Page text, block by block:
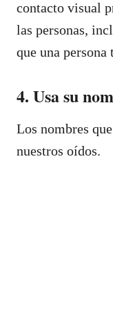
contacto visual
las personas,
que una
4. Usa su
Los nombres
nuestros oídos.